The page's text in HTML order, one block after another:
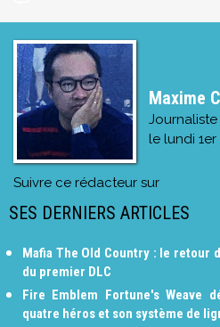
Maxime
le lundi
Suivre ce rédacteur sur
SES DERNIERS ARTICLES
Mafia The Old Country : le retour
du premier DLC
Fire Emblem Fortune's Weave
quatre héros et son système de